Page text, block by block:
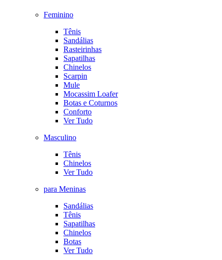
Feminino
Tênis
Sandálias
Rasteirinhas
Sapatilhas
Chinelos
Scarpin
Mule
Mocassim Loafer
Botas e Coturnos
Conforto
Ver Tudo
Masculino
Tênis
Chinelos
Ver Tudo
para Meninas
Sandálias
Tênis
Sapatilhas
Chinelos
Botas
Ver Tudo